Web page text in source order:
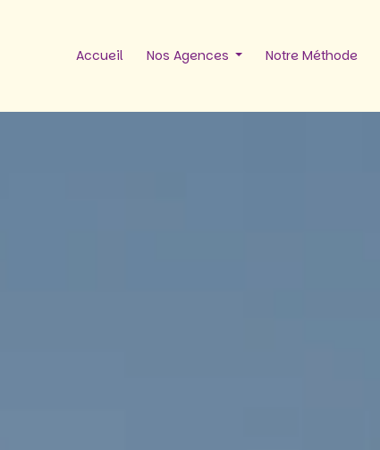
Accueil Nos Agences Notre Méthode